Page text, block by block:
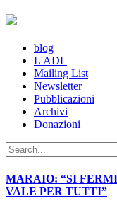
blog
L'ADL
Mailing List
Newsletter
Pubblicazioni
Archivi
Donazioni
MARAIO: “SI
VALE PER TUTTI”